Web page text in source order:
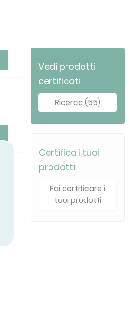
Vedi prodotti
certificati
Ricerca (55)
Certifica i tuoi
prodotti
Fai certificare i
tuoi prodotti